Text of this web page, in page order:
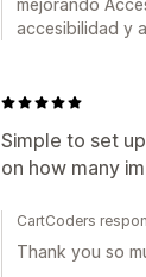
accesibilidad y
Simple to set
on how many
CartCoders
Thank you so